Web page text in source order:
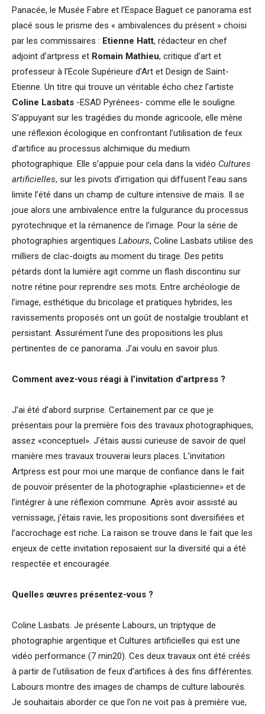
Panacée, le Musée Fabre et l’Espace Baguet ce panorama est
placé sous le prisme des « ambivalences du présent » choisi
par les commissaires : Etienne Hatt, rédacteur en chef
adjoint d’artpress et Romain Mathieu, critique d’art et
professeur à l’Ecole Supérieure d’Art et Design de Saint-
Etienne. Un titre qui trouve un véritable écho chez l’artiste
Coline Lasbats -ESAD Pyrénees- comme elle le souligne.
S’appuyant sur les tragédies du monde agricoole, elle mène
une réflexion écologique en confrontant l’utilisation de feux
d’artifice au processus alchimique du medium
photographique. Elle s’appuie pour cela dans la vidéo Cultures
artificielles, sur les pivots d’irrigation qui diffusent l’eau sans
limite l’été dans un champ de culture intensive de maïs. Il se
joue alors une ambivalence entre la fulgurance du processus
pyrotechnique et la rémanence de l’image. Pour la série de
photographies argentiques Labours, Coline Lasbats utilise des
milliers de clac-doigts au moment du tirage. Des petits
pétards dont la lumière agit comme un flash discontinu sur
notre rétine pour reprendre ses mots. Entre archéologie de
l’image, esthétique du bricolage et pratiques hybrides, les
ravissements proposés ont un goût de nostalgie troublant et
persistant. Assurément l’une des propositions les plus
pertinentes de ce panorama. J’ai voulu en savoir plus.
Comment avez-vous réagi à l’invitation d’artpress ?
J’ai été d’abord surprise. Certainement par ce que je
présentais pour la première fois des travaux photographiques,
assez «conceptuel». J’étais aussi curieuse de savoir de quel
manière mes travaux trouverai leurs places. L’invitation
Artpress est pour moi une marque de confiance dans le fait
de pouvoir présenter de la photographie «plasticienne» et de
l’intégrer à une réflexion commune. Après avoir assisté au
vernissage, j’étais ravie, les propositions sont diversifiées et
l’accrochage est riche. La raison se trouve dans le fait que les
enjeux de cette invitation reposaient sur la diversité qui a été
respectée et encouragée.
Quelles œuvres présentez-vous ?
Coline Lasbats. Je présente Labours, un triptyque de
photographie argentique et Cultures artificielles qui est une
vidéo performance (7 min20). Ces deux travaux ont été créés
à partir de l’utilisation de feux d’artifices à des fins différentes.
Labours montre des images de champs de culture labourés.
Je souhaitais aborder ce que l’on ne voit pas à première vue,